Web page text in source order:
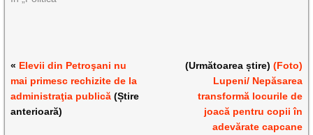
« Elevii din Petroşani nu
mai primesc rechizite de la
administraţia publică (Știre
anterioară)
(Următoarea știre) (Foto)
Lupeni/ Nepăsarea
transformă locurile de
joacă pentru copii în
adevărate capcane